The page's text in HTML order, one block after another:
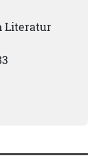
Literatur